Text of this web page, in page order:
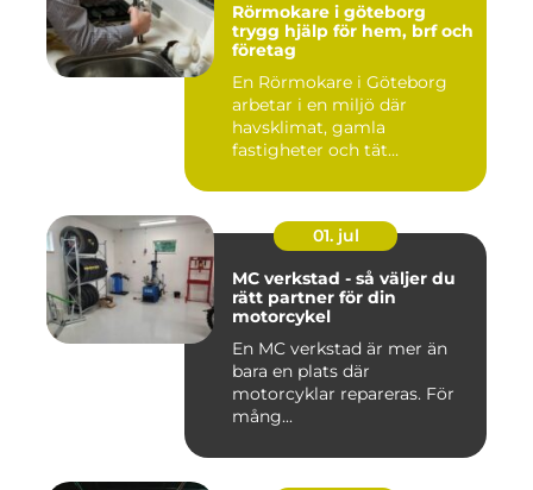
Rörmokare i göteborg
trygg hjälp för hem, brf och
företag
En Rörmokare i Göteborg
arbetar i en miljö där
havsklimat, gamla
fastigheter och tät
01. jul
MC verkstad - så väljer du
rätt partner för din
motorcykel
En MC verkstad är mer än
bara en plats där
motorcyklar repareras. För
mång...